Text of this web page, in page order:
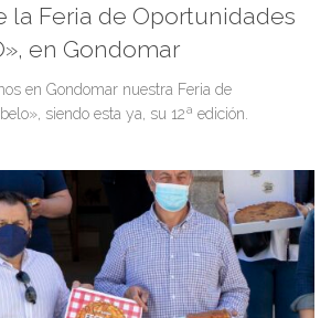
la Feria de Oportunidades
en Gondomar
en Gondomar nuestra Feria de
siendo esta ya, su 12ª edición.